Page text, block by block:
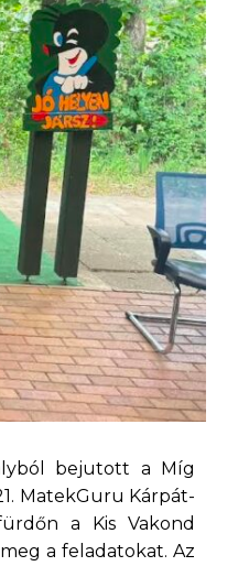
bejutott a Míg
MatekGuru Kárpát-
a Kis Vakond
a feladatokat. Az